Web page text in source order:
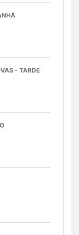
- TARDE